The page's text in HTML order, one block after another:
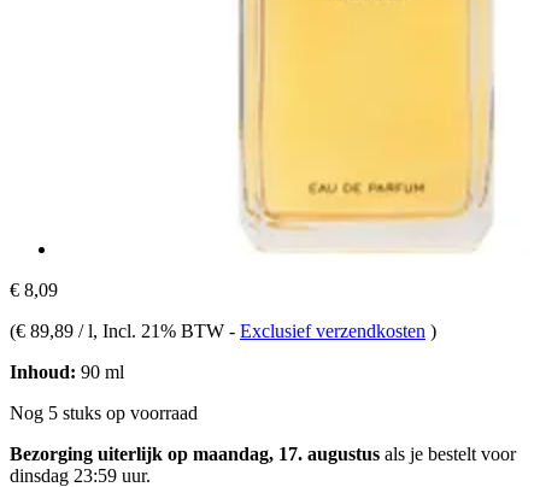
€ 8,09
(€ 89,89 / l, Incl. 21% BTW - Exclusief verzendkosten )
Inhoud: 90 ml
Nog 5 stuks op voorraad
Bezorging uiterlijk op maandag, 17. augustus als je bestelt voor
dinsdag 23:59 uur.